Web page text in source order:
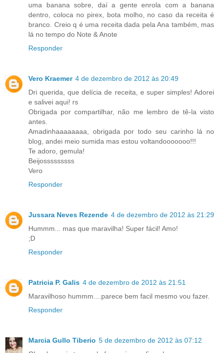
uma banana sobre, daí a gente enrola com a banana
dentro, coloca no pirex, bota molho, no caso da receita é
branco. Creio q é uma receita dada pela Ana também, mas
lá no tempo do Note & Anote
Responder
Vero Kraemer 4 de dezembro de 2012 às 20:49
Dri querida, que delícia de receita, e super simples! Adorei
e salivei aqui! rs
Obrigada por compartilhar, não me lembro de tê-la visto
antes.
Amadinhaaaaaaaa, obrigada por todo seu carinho lá no
blog, andei meio sumida mas estou voltandooooooo!!!
Te adoro, gemula!
Beijosssssssss
Vero
Responder
Jussara Neves Rezende 4 de dezembro de 2012 às 21:29
Hummm... mas que maravilha! Super fácil! Amo!
;D
Responder
Patricia P. Galis 4 de dezembro de 2012 às 21:51
Maravilhoso hummm....parece bem facil mesmo vou fazer.
Responder
Marcia Gullo Tiberio 5 de dezembro de 2012 às 07:12